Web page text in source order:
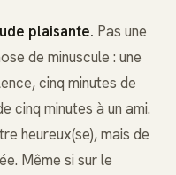
plaisante. Pas une
de minuscule : une
cinq minutes de
cinq minutes à un ami.
heureux(se), mais de
Même si sur le